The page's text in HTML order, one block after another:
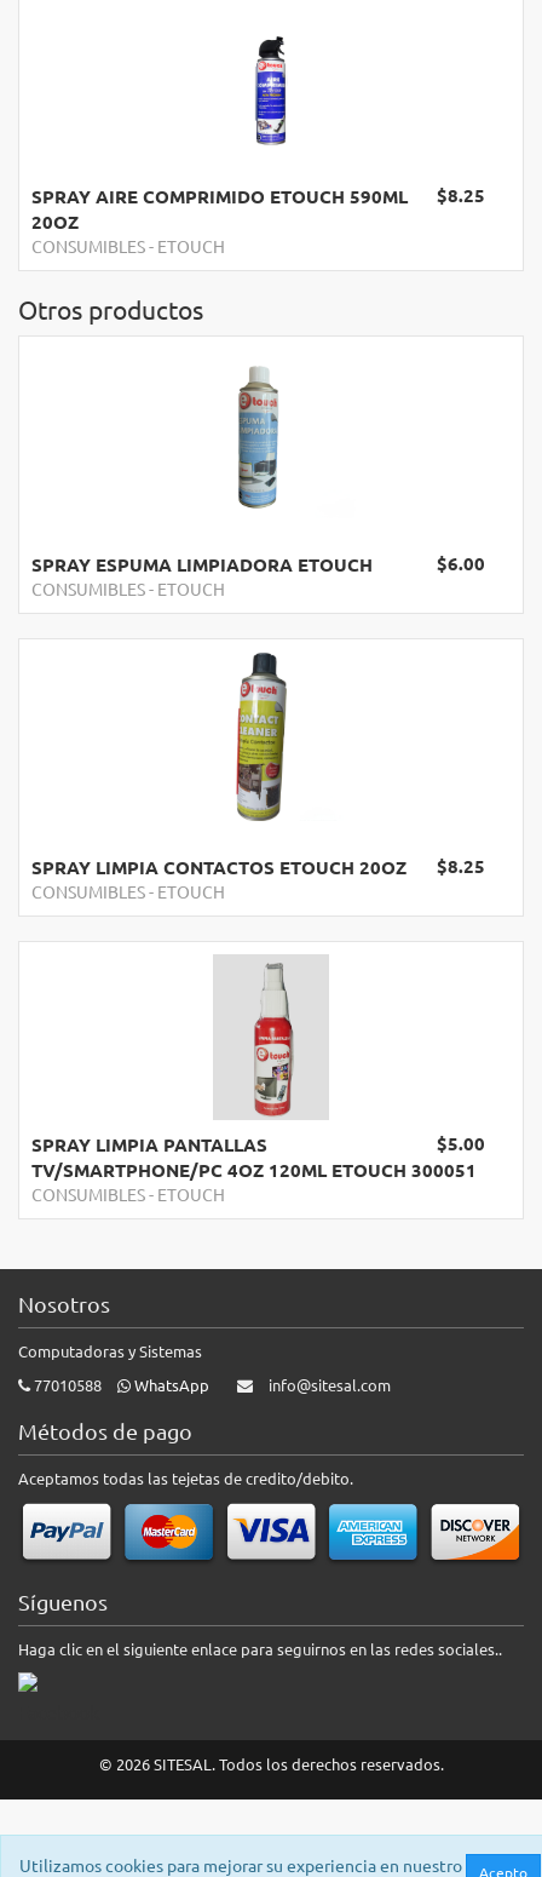
$8.25
SPRAY AIRE COMPRIMIDO ETOUCH 590ML
20OZ
CONSUMIBLES- ETOUCH
Otros productos
$6.00
SPRAY ESPUMA LIMPIADORA ETOUCH
CONSUMIBLES- ETOUCH
$8.25
SPRAY LIMPIA CONTACTOS ETOUCH 20OZ
CONSUMIBLES- ETOUCH
$5.00
SPRAY LIMPIA PANTALLAS
TV/SMARTPHONE/PC 4OZ 120ML ETOUCH 300051
CONSUMIBLES- ETOUCH
Nosotros
Computadoras y Sistemas
77010588
WhatsApp info@sitesal.com
Métodos de pago
Aceptamos todas las tejetas de credito/debito.
Síguenos
Haga clic en el siguiente enlace para seguirnos en las redes sociales..
© 2026 SITESAL. Todos los derechos reservados.
Acepto
Utilizamos cookies para mejorar su experiencia en nuestro